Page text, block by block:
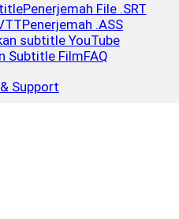
Penerjemah File .SRT
Penerjemah .ASS
subtitle YouTube
Subtitle FilmFAQ
Support